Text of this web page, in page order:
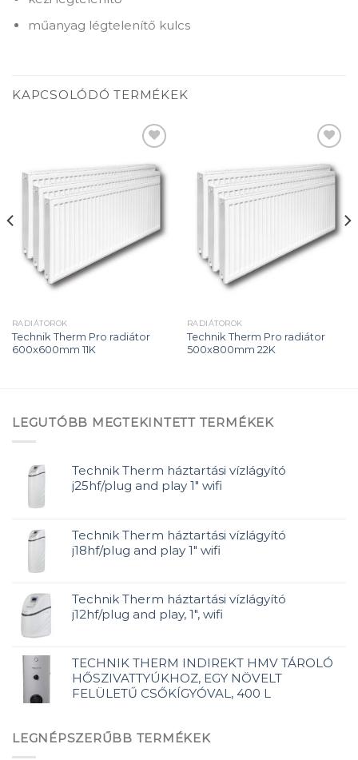
műanyag légtelenítő kulcs
KAPCSOLÓDÓ TERMÉKEK
Add to
RADIÁTOROK
Technik Therm Pro radiátor
600x600mm 11K
Add to
RADIÁTOROK
Technik Therm Pro radiátor
500x800mm 22K
LEGUTÓBB MEGTEKINTETT TERMÉKEK
Technik Therm háztartási vízlágyító
j25hf/plug and play 1" wifi
Technik Therm háztartási vízlágyító
j18hf/plug and play 1" wifi
Technik Therm háztartási vízlágyító
j12hf/plug and play, 1", wifi
TECHNIK THERM INDIREKT HMV TÁROLÓ
HŐSZIVATTYÚKHOZ, EGY NÖVELT
FELÜLETŰ CSŐKÍGYÓVAL, 400 L
LEGNÉPSZERŰBB TERMÉKEK